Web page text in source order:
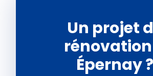
Un projet
Épernay ?